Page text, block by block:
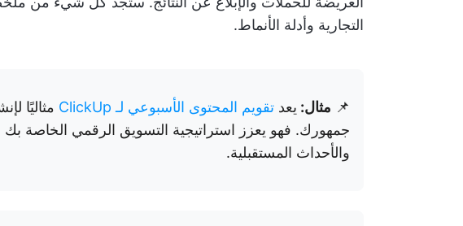
التجارية وأدلة الأنماط.
📌 مثال: يعد تقويم المحتوى الأسبوعي لـ ClickUp
مثاليًا
جمهورك. فهو يعزز استراتيجية التسويق الرقمي الخاصة
والأحداث المستقبلية.